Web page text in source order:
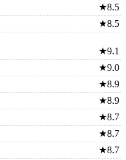
★8.5
★8.5
★9.1
★9.0
★8.9
★8.9
★8.7
★8.7
★8.7